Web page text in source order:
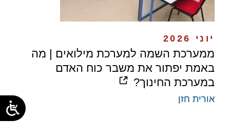
יוני 2026
ממערכת השמה למערכת מילואים | מה
באמת יפתור את משבר כוח האדם
במערכת החינוך?
אורית חזן